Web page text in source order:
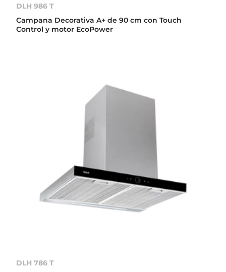
DLH 986 T
Campana Decorativa A+ de 90 cm con Touch
Control y motor EcoPower
DLH 786 T